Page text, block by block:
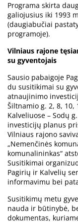
Programa skirta
galiojusius iki 1993
(daugiabučiai
programoje).
Vilniaus rajone
su gyventojais
Sausio pabaigoje
du susitikimai su
atnaujinimo
Šiltnamio g. 2, 8,
Kalveliuose – Sodų
investicijų planus
Vilniaus rajono
„Nemenčinės
komunalininkas“
Susitikimai
Pagirių ir Kalvelių
informavimu bei
Susitikimų metu
nauda ir būtinybė,
dokumentas,